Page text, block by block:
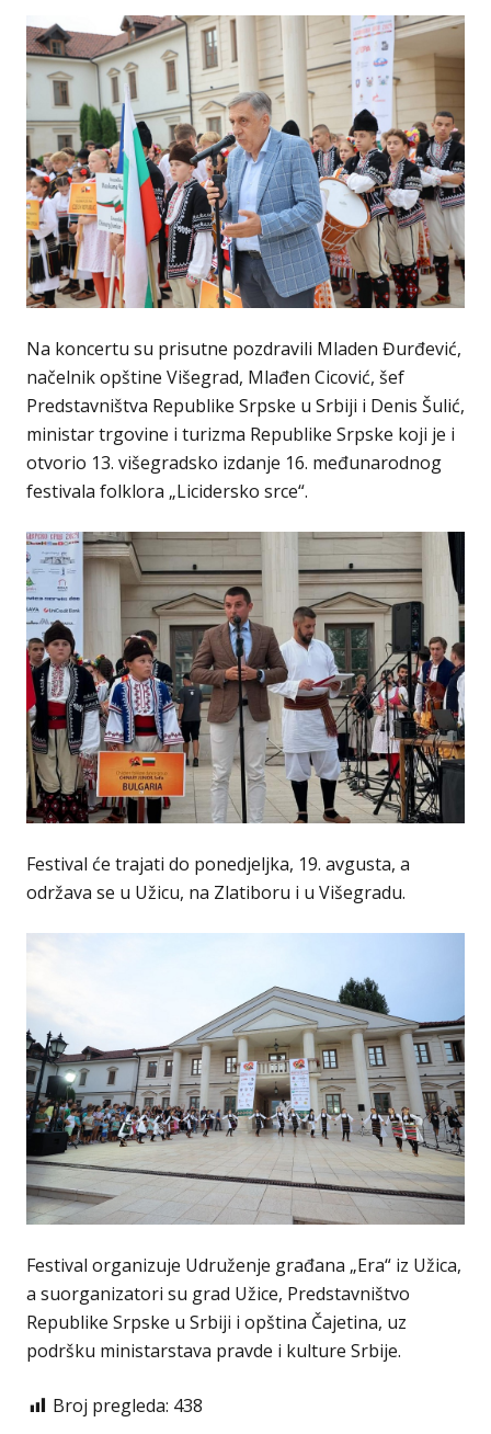
Na koncertu su prisutne pozdravili Mladen Đurđević,
načelnik opštine Višegrad, Mlađen Cicović, šef
Predstavništva Republike Srpske u Srbiji i Denis Šulić,
ministar trgovine i turizma Republike Srpske koji je i
otvorio 13. višegradsko izdanje 16. međunarodnog
festivala folklora „Licidersko srce“.
Festival će trajati do ponedjeljka, 19. avgusta, a
održava se u Užicu, na Zlatiboru i u Višegradu.
Festival organizuje Udruženje građana „Era“ iz Užica,
a suorganizatori su grad Užice, Predstavništvo
Republike Srpske u Srbiji i opština Čajetina, uz
podršku ministarstava pravde i kulture Srbije.
Broj pregleda: 438